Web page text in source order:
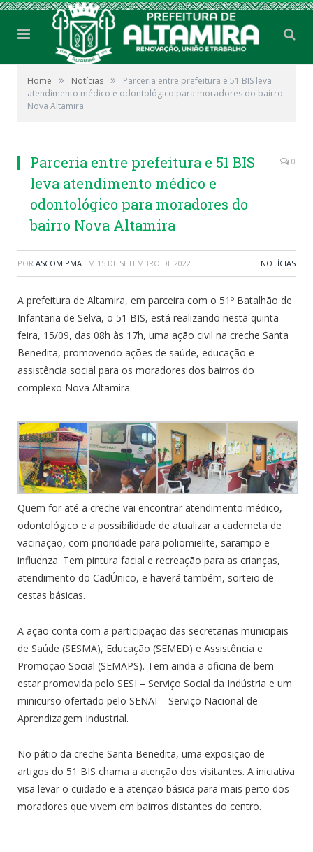
Home » Notícias »
Parceria entre prefeitura e 51 BIS leva
atendimento médico e odontológico para moradores do bairro
Nova Altamira
Parceria entre prefeitura e 51 BIS
leva atendimento médico e
odontológico para moradores do
bairro Nova Altamira
0
POR ASCOM PMA EM 15 DE SETEMBRO DE 2022 NOTÍCIAS
A prefeitura de Altamira, em parceira com o 51º Batalhão de
Infantaria de Selva, o 51 BIS, está realizando nesta quinta-
feira, 15/09, das 08h às 17h, uma ação civil na creche Santa
Benedita, promovendo ações de saúde, educação e
assistência social para os moradores dos bairros do
complexo Nova Altamira.
Quem for até a creche vai encontrar atendimento médico,
odontológico e a possibilidade de atualizar a caderneta de
vacinação, com prioridade para poliomielite, sarampo e
influenza. Tem pintura facial e recreação para as crianças,
atendimento do CadÚnico, e haverá também, sorteio de
cestas básicas.
A ação conta com a participação das secretarias municipais
de Saúde (SESMA), Educação (SEMED) e Assistência e
Promoção Social (SEMAPS). Tem ainda a oficina de bem-
estar promovida pelo SESI – Serviço Social da Indústria e um
minicurso ofertado pelo SENAI – Serviço Nacional de
Aprendizagem Industrial.
No pátio da creche Santa Benedita, uma exposição de
artigos do 51 BIS chama a atenção dos visitantes. A iniciativa
visa levar o cuidado e a atenção básica para mais perto dos
moradores que vivem em bairros distantes do centro.